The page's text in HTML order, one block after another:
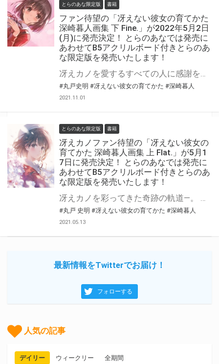
とらのあな限定版 書籍
ファン待望の「冴えない彼女の育てかた
深崎暮人画集 下 Fine.」が2022年5月2日
(月)に発売決定！ とらのあなでは発売に
あわせてB5アクリルボード付きとらのあ
な限定版を発売いたします！
冴えカノを愛するすべての人に感謝を込めて―― 2021年5月に発売された「冴えない彼女の育てかた 深崎暮人画集 上 Flat.」の興奮が冷めやらぬ中、「冴えない彼女の育てかた 深崎暮人画集 下 Fine.」が2022年5月2日(月)に発売決定！ 下巻では原作第二部、アニメ2期、劇場版、他イラストに加えて、「丸戸史明」先生との完結インタビューも収録！ 本作の発売を記念してとらのあなでは上巻に引き続き「B5アクリルボード」付きとらのあな限定版を実施いたします！ とらのあな限定版は限られておりますのでお見逃しなくっ！！
#丸戸史明 #冴えない彼女の育てかた #深崎暮人
2021.11.01
とらのあな限定版 書籍
冴えカノファン待望の「冴えない彼女の
育てかた 深崎暮人画集 上 Flat.」が5月1
7日に発売決定！ とらのあなでは発売に
あわせてB5アクリルボード付きとらのあ
な限定版を発売いたします！
冴えカノを彩ってきた奇跡の軌道―。 「深崎暮人」先生が描いてきた『冴えない彼女の育てかた』シリーズのイラストがもれなく 収録された至高の画集「冴えない彼女の育てかた 深崎暮人画集 上 Flat.」がいよいよ発売！ 5月17日発売の上巻では「文庫第1期」「アニメ第1期」他その他発表されたイラストが収録予定です！ とらのあなでは本作の発売を記念して「B5アクリルボード」付きとらのあな限定版を実施いたします！ とらのあな限定版は限られておりますのでお見逃しなくっ！！ 本作品につきまして進行上の都合により発売日が4月26日（月）から5月17日（月）に延期になります。 詳細は下記HPをご確認下さい▼ https://fantasiabunko.jp/special/201211heroine/artworks.html
#丸戸 史明 #冴えない彼女の育てかた #深崎暮人
2021.05.13
最新情報をTwitterでお届け！
フォローする
人気の記事
デイリー ウィークリー 全期間